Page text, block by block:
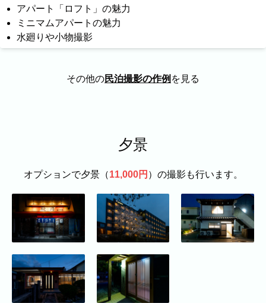
アパート「ロフト」の魅力
ミニマムアパートの魅力
水廻りや小物撮影
その他の民泊撮影の作例 を見る
夕景
オプションで夕景（11,000円 ）の撮影も行います。